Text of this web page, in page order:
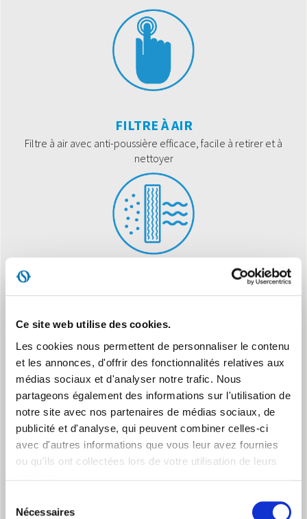
Ce site web utilise des cookies.
Les cookies nous permettent de personnaliser le contenu
et les annonces, d'offrir des fonctionnalités relatives aux
médias sociaux et d'analyser notre trafic. Nous
partageons également des informations sur l'utilisation de
notre site avec nos partenaires de médias sociaux, de
publicité et d'analyse, qui peuvent combiner celles-ci
avec d'autres informations que vous leur avez fournies
ou qu'ils ont collectées lors de votre utilisation de leurs
Nécessaires
FILTRE À AIR
Filtre à air avec anti-poussière efficace, facile à retirer et à
nettoyer
meilleure diffusion de la chaleur
2000 W AVEC TECHNOLOGIE CÉRAMIQUE
La résistance en céramique garantit une diffusion uniforme et